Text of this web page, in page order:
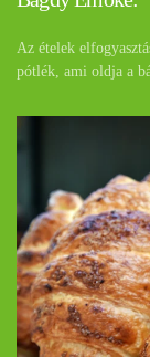
Az ételek
pótlék, ami oldja a